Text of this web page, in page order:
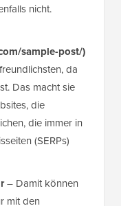
nicht.
sample-post/)
da
Das macht sie
die
die immer in
(SERPs)
– Damit können
mit den